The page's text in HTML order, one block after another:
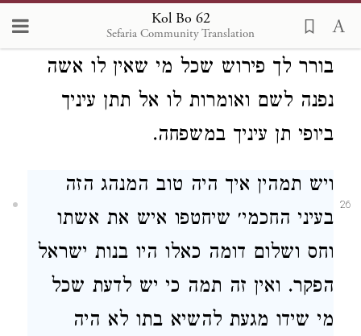
Kol Bo 62
Sefaria Community Translation
אומרות בחור שא עיניך וראה מה אתה
בורר לך פירוש שכל מי שאין לו אשה
נפנה לשם ואומרות לו אל תתן עיניך
ביופי תן עיניך במשפחה.
26
ויש תמהין איך היה טוב המנהג הזה
בעיני החכמי׳ שיחטפו איש את אשתו
וחס ושלום דומה כאלו היו בנות ישראל
הפקר. ואין זה תמה כי יש לדעת שכל
מי שידו מגעת להשיא בתו לא היה